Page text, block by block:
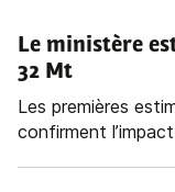
Le ministère
32 Mt
Les premières
confirment